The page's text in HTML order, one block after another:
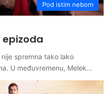
Pod istim nebom
epizoda
spremna tako lako
U međuvremenu, Melek…